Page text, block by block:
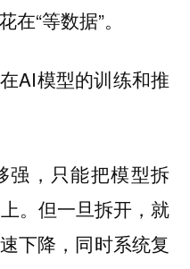
“等数据”。
AI模型的训练和推
强，只能把模型拆
。但一旦拆开，就
下降，同时系统复